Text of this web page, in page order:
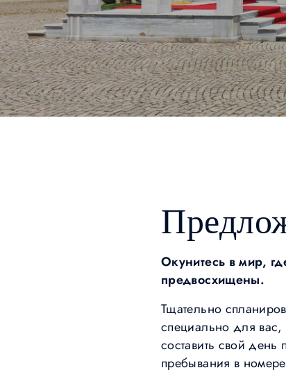
Окунитесь в мир,
предвосхищены.
Тщательно
специально для
составить свой
пребывания в